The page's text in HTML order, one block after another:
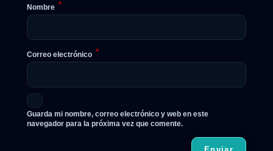
Nombre *
Correo electrónico *
Guarda mi nombre, correo electrónico y web en este
navegador para la próxima vez que comente.